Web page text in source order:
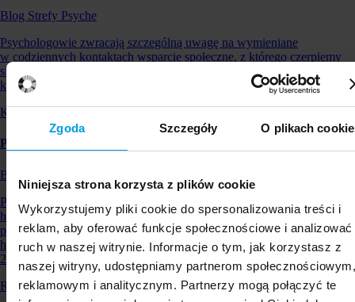
Zgoda Szczegóły O plikach
Niniejsza strona korzysta z plików cookie
Wykorzystujemy pliki cookie do spersonalizowania treści i
reklam, aby oferować funkcje społecznościowe i analizować
ruch w naszej witrynie. Informacje o tym, jak korzystasz z
naszej witryny, udostępniamy partnerom społecznościowym,
reklamowym i analitycznym. Partnerzy mogą połączyć te
Blog Strefy Psyche
Psychologowie zwracają szczególną uwagę na wymieniane
w codziennych kontaktach wsparcie społeczne, z którego czerpiemy
siłę. Każdy z nas ma większą lub mniejszą sieć powiązań z innymi,
którą buduje przez całe życie…
Katarzyna Popiołek
Psychoterapia par – na czym polega? (podcast)
Blog Strefy Psyche
Podcastu można też posłuchać na Spotify:
https://podcasts.apple.com/us/podcast/psychoterapia-par-na-czym-
polega-dr-bartosz-zalewski/id1437994794?i=1000529799357
https://soundcloud.com/swpspl/zalewski-abc-psychoterpaii-podcast-
2021 …
Redakcja Uniwersytetu SWPS